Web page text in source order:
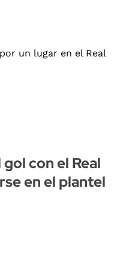
con el Real
en el plantel